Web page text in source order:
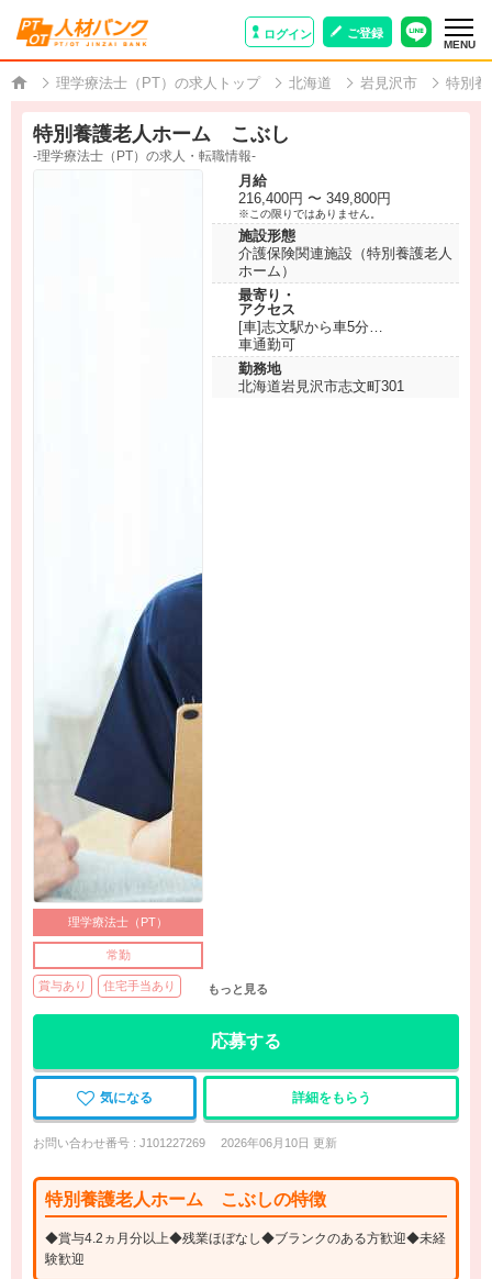
ログイン ご登録
MENU
理学療法士（PT）の求人トップ 北海道 岩見沢市 特別
特別養護老人ホーム こぶし
-理学療法士（PT）の求人・転職情報-
理学療法士（PT）
常勤
月給
216,400円 〜 349,800円
※この限りではありません。
施設形態
介護保険関連施設（特別養護老人
ホーム）
最寄り・
アクセス
[車]志文駅から車5分
車通勤可
勤務地
北海道岩見沢市志文町301
賞与あり 住宅手当あり もっと見る
応募する
気になる 詳細をもらう
お問い合わせ番号 : J101227269 2026年06月10日 更新
特別養護老人ホーム こぶしの特徴
◆賞与4.2ヵ月分以上◆残業ほぼなし◆ブランクのある方歓迎◆未経
験歓迎